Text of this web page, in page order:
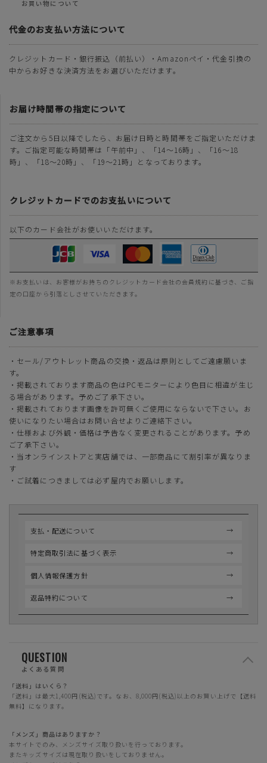
お買い物について
代金のお支払い方法について
クレジットカード・銀行振込（前払い）・Amazonペイ・代金引換の
中からお好きな決済方法をお選びいただけます。
お届け時間帯の指定について
ご注文から5日以降でしたら、お届け日時と時間帯をご指定いただけま
す。ご指定可能な時間帯は「午前中」、「14～16時」、「16～18
時」、「18～20時」、「19～21時」となっております。
クレジットカードでのお支払いについて
以下のカード会社がお使いいただけます。
※お支払いは、お客様がお持ちのクレジットカード会社の会員規約に基づき、ご指
定の口座から引落としさせていただきます。
ご注意事項
・セール/アウトレット商品の交換・返品は原則としてご遠慮願いま
す。
・掲載されております商品の色はPCモニターにより色目に相違が生じ
る場合があります。予めご了承下さい。
・掲載されております画像を許可無くご使用にならないで下さい。お
使いになりたい場合はお問い合せよりご連絡下さい。
・仕様および外観・価格は予告なく変更されることがあります。予め
ご了承下さい。
・当オンラインストアと実店舗では、一部商品にて割引率が異なりま
す
・ご試着につきましては必ず屋内でお願いします。
支払・配送について
特定商取引法に基づく表示
個人情報保護方針
返品特約について
QUESTION
よくある質問
「送料」はいくら？
「送料」は最大1,400円(税込)です。なお、8,000円(税込)以上のお買い上げで【送料
無料】になります。
「メンズ」商品はありますか？
本サイトでのみ、メンズサイズ取り扱いを行っております。
またキッズサイズは現在取り扱いをしておりません。